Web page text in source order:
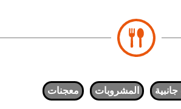
المشروبات معجنات